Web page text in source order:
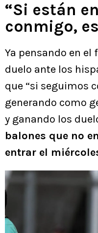
“Si están
conmigo,
Ya pensando en el
duelo ante los
que “si seguimos
generando como
y ganando los
balones que no
entrar el